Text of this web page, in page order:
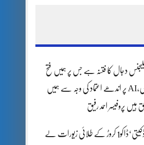
دجال کا فتنہ ہے جس پر ہمیں فتح
حاصل ہو گی،AI پر اندھے اعتماد کی وجہ سے ہمیں
پروفیسر احمد رفیق
کلرسیداں ڈکیتی‘ڈاکو1 کروڑ کے طلائی زیورات لے